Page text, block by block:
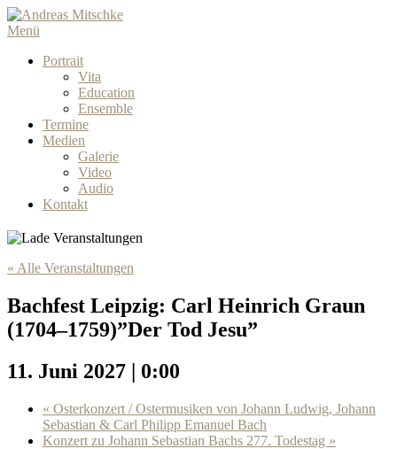
Menü
Portrait
Vita
Education
Ensemble
Termine
Medien
Galerie
Video
Audio
Kontakt
« Alle Veranstaltungen
Bachfest Leipzig: Carl Heinrich Graun
(1704–1759)”Der Tod Jesu”
11. Juni 2027 | 0:00
« Osterkonzert / Ostermusiken von Johann Ludwig, Johann
Sebastian & Carl Philipp Emanuel Bach
Konzert zu Johann Sebastian Bachs 277. Todestag »